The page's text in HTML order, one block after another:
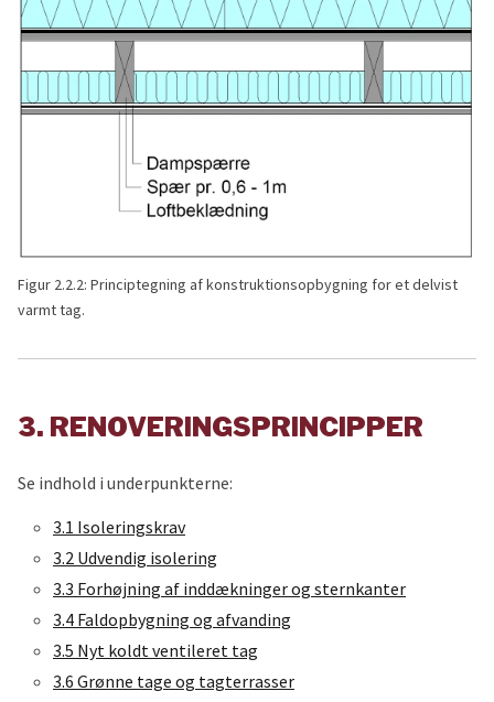
Figur 2.2.2: Principtegning af konstruktionsopbygning for et delvist
varmt tag.
3. RENOVERINGSPRINCIPPER
Se indhold i underpunkterne:
3.1 Isoleringskrav
3.2 Udvendig isolering
3.3 Forhøjning af inddækninger og sternkanter
3.4 Faldopbygning og afvanding
3.5 Nyt koldt ventileret tag
3.6 Grønne tage og tagterrasser